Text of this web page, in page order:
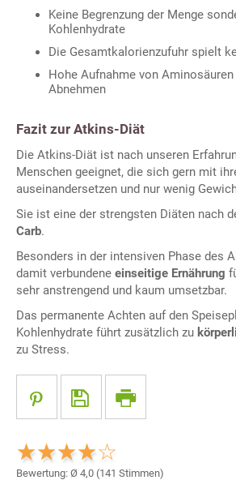
Keine Begrenzung der Menge
Kohlenhydrate
Die Gesamtkalorienzufuhr spielt
Hohe Aufnahme von
Abnehmen
Fazit zur Atkins-Diät
Die Atkins-Diät ist nach unseren
Menschen geeignet, die sich gern mit
auseinandersetzen und nur wenig
Sie ist eine der strengsten Diäten nach
Carb.
Besonders in der intensiven Phase des
damit verbundene einseitige Ernährung
sehr anstrengend und kaum umsetzbar.
Das permanente Achten auf den
Kohlenhydrate führt zusätzlich zu
zu Stress.
Bewertung: Ø 4,0 (141 Stimmen)